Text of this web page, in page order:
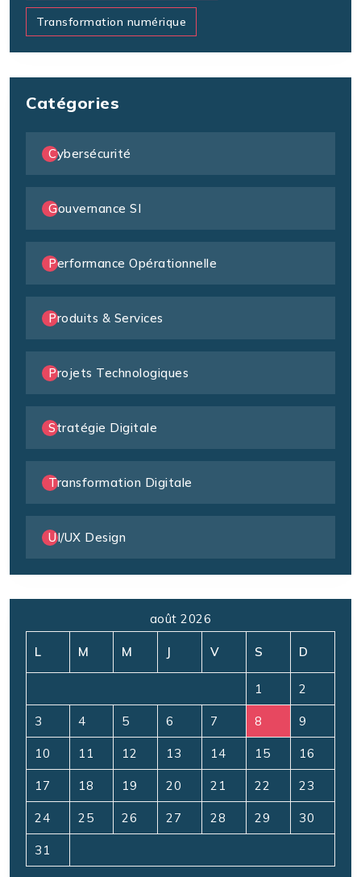
Transformation numérique
Catégories
Cybersécurité
Gouvernance SI
Performance Opérationnelle
Produits & Services
Projets Technologiques
Stratégie Digitale
Transformation Digitale
UI/UX Design
août 2026
L M M J V S D
1 2
3 4 5 6 7 8 9
10 11 12 13 14 15 16
17 18 19 20 21 22 23
24 25 26 27 28 29 30
31